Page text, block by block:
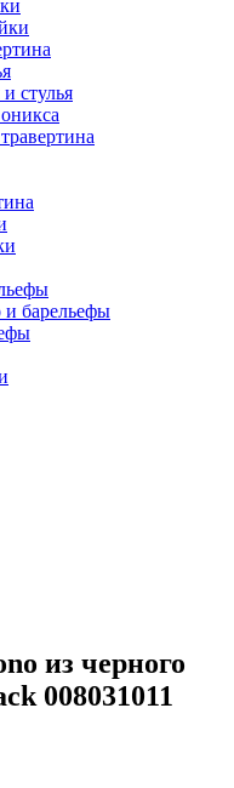
стулья
барельефы
из черного
008031011